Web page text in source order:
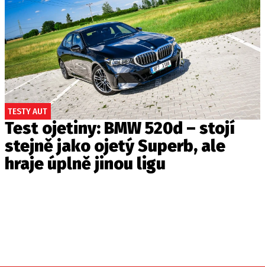
TESTY AUT
Test ojetiny: BMW 520d – stojí
stejně jako ojetý Superb, ale
hraje úplně jinou ligu